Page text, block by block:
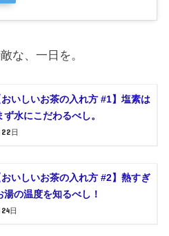
な、一日を。
おいしいお茶の入れ方 #1】塩素は
ず水にこだわるべし。
22日
おいしいお茶の入れ方 #2】熱すぎ
湯の温度を知るべし！
日